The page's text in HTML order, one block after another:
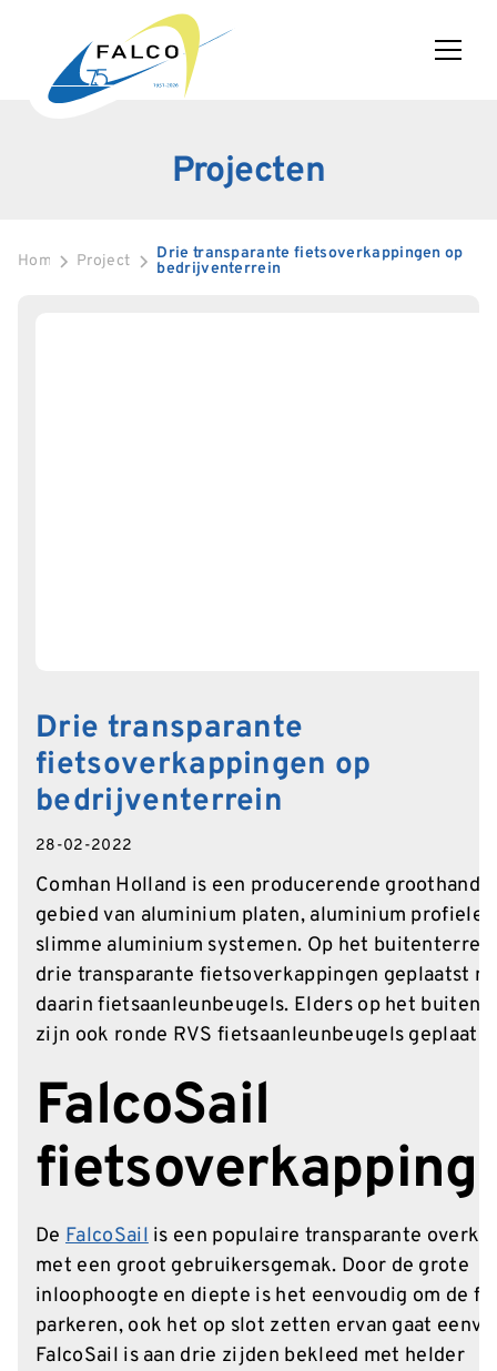
Projecten
Home Projecten Drie transparante fietsoverkappingen op
bedrijventerrein
Drie transparante
fietsoverkappingen op
bedrijventerrein
28-02-2022
Comhan Holland is een producerende
gebied van aluminium platen, aluminium
slimme aluminium systemen. Op het
drie transparante fietsoverkappingen geplaatst
daarin fietsaanleunbeugels. Elders op het
zijn ook ronde RVS fietsaanleunbeugels
FalcoSail
De FalcoSailis een populaire transparante
met een groot gebruikersgemak. Door de grote
inloophoogte en diepte is het eenvoudig om de
parkeren, ook het op slot zetten ervan gaat
FalcoSail is aan drie zijden bekleed met helder